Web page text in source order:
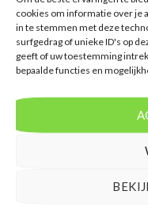
cookies om informatie over je
in te stemmen met deze
surfgedrag of unieke ID's op
geeft of uw toestemming
bepaalde functies en
dus altijd de
Puck